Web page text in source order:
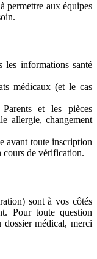
permettre aux équipes
les informations santé
médicaux (et le cas
Parents et les pièces
allergie, changement
avant toute inscription
cours de vérification.
sont à vos côtés
Pour toute question
médical, merci